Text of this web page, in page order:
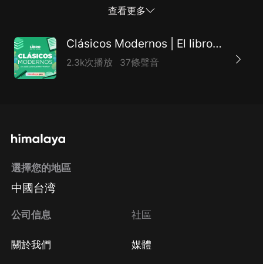
de una inquietante actualidad y con los retratos
es clara: el poder siempre tiene las manos manchadas
de sangre.
查看更多
Clásicos Modernos | El libro de tu vida
2.3k次播放 37條聲音
選擇您的地區
中國台湾
公司信息
關於我們
社區
媒體